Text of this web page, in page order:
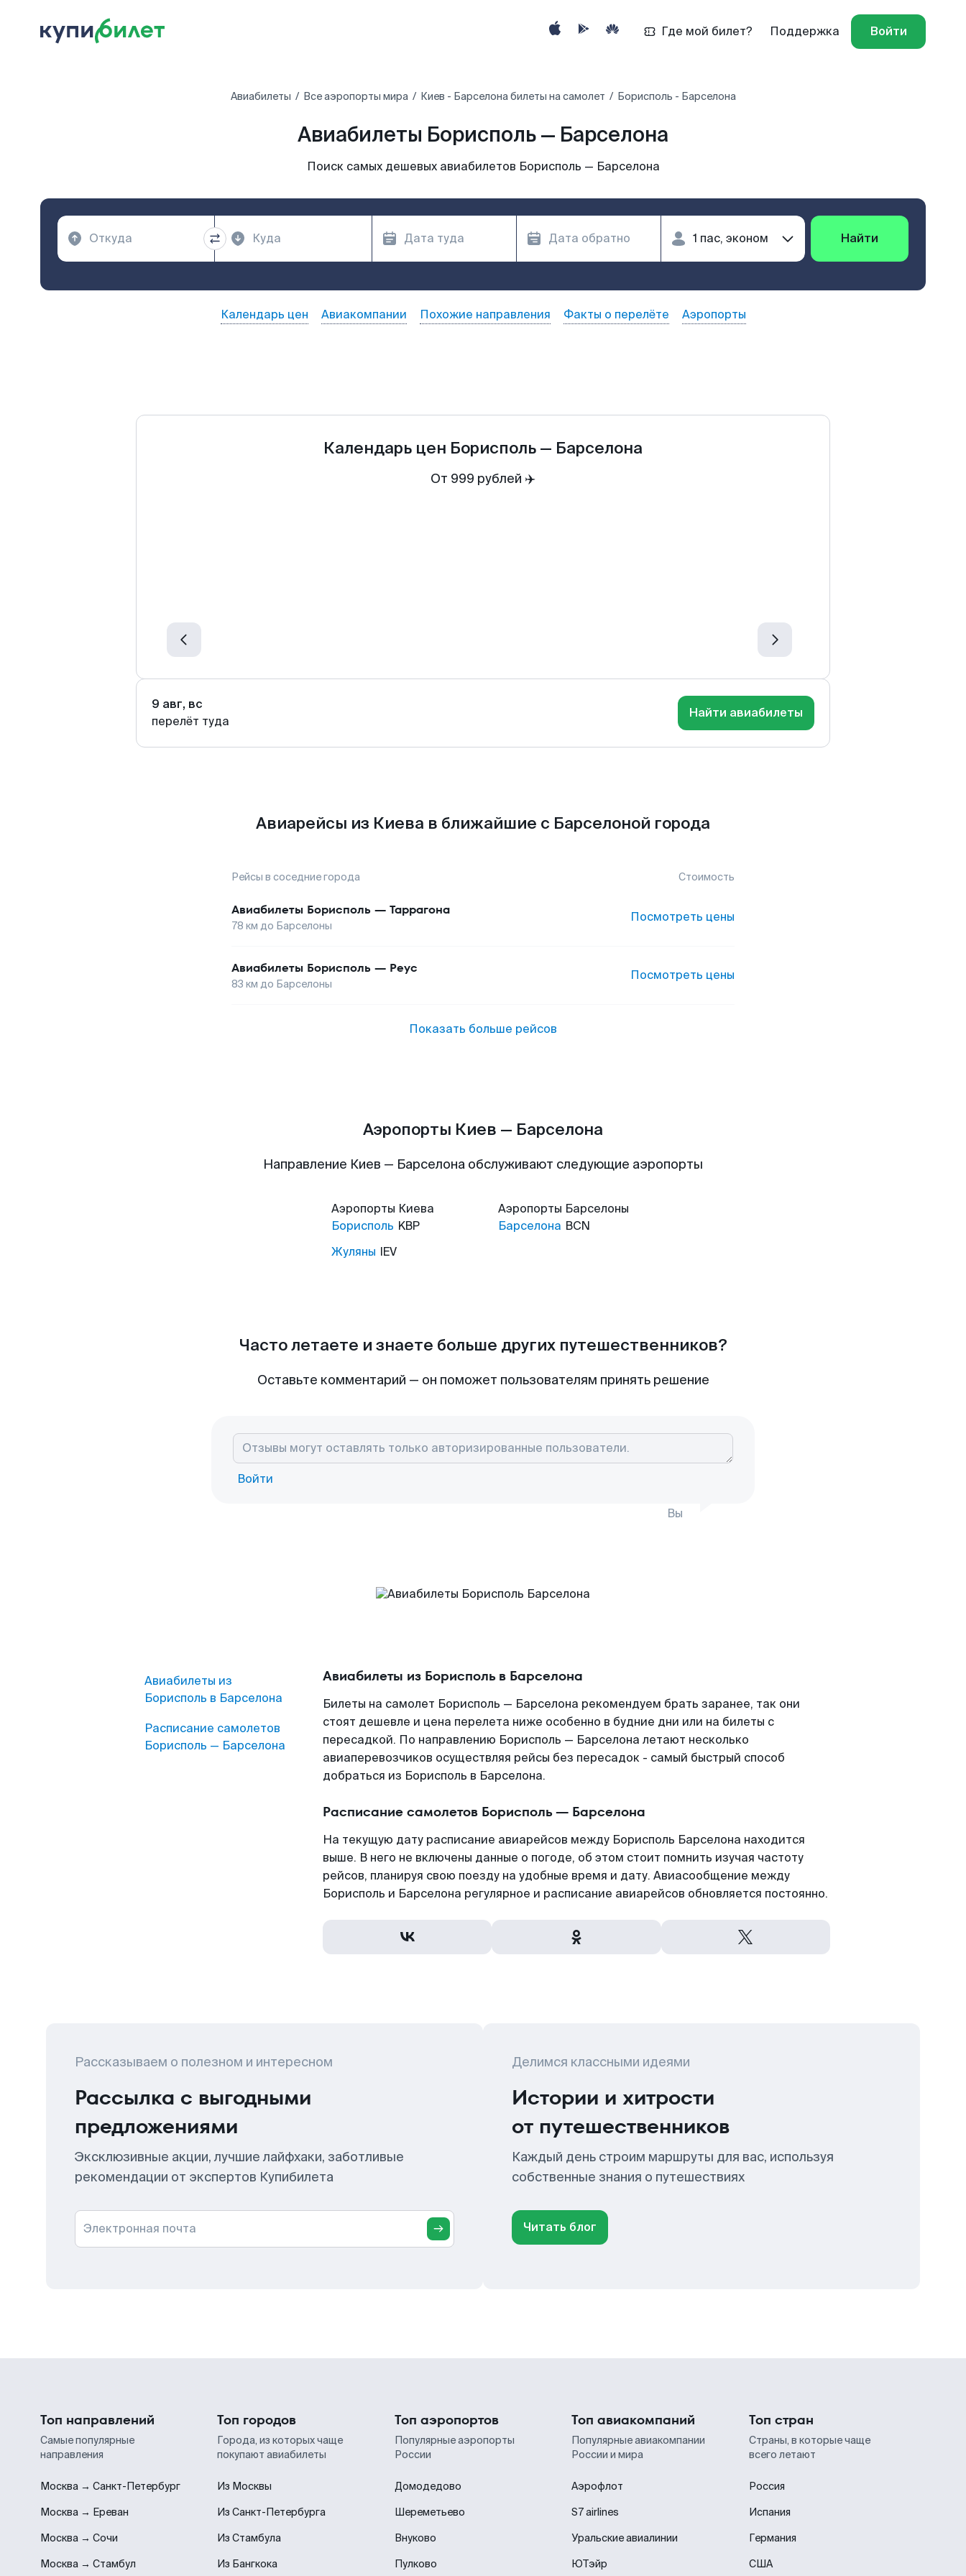
Где мой билет? Поддержка Войти
Авиабилеты Все аэропорты мира Киев - Барселона билеты на самолет Борисполь - Барселона
Авиабилеты Борисполь — Барселона
Поиск самых дешевых авиабилетов Борисполь — Барселона
Найти
Календарь цен Авиакомпании Похожие направления Факты о перелёте Аэропорты
Календарь цен Борисполь — Барселона
От 999 рублей ✈️
9 авг, вс
перелёт туда
Найти авиабилеты
Авиарейсы из Киева в ближайшие с Барселоной города
Рейсы в соседние города Стоимость
Авиабилеты Борисполь — Таррагона
78 км до Барселоны
Посмотреть цены
Авиабилеты Борисполь — Реус
83 км до Барселоны
Посмотреть цены
Показать больше рейсов
Аэропорты Киев — Барселона
Направление Киев — Барселона обслуживают следующие аэропорты
Аэропорты Киева
Борисполь KBP
Жуляны IEV
Аэропорты Барселоны
Барселона BCN
Часто летаете и знаете больше других путешественников?
Оставьте комментарий — он поможет пользователям принять решение
Войти
Вы
Авиабилеты из
Борисполь в Барселона
Расписание самолетов
Борисполь — Барселона
Авиабилеты из Борисполь в Барселона
Билеты на самолет Борисполь — Барселона рекомендуем брать заранее, так они
стоят дешевле и цена перелета ниже особенно в будние дни или на билеты с
пересадкой. По направлению Борисполь — Барселона летают несколько
авиаперевозчиков осуществляя рейсы без пересадок - самый быстрый способ
добраться из Борисполь в Барселона.
Расписание самолетов Борисполь — Барселона
На текущую дату расписание авиарейсов между Борисполь Барселона находится
выше. В него не включены данные о погоде, об этом стоит помнить изучая частоту
рейсов, планируя свою поезду на удобные время и дату. Авиасообщение между
Борисполь и Барселона регулярное и расписание авиарейсов обновляется постоянно.
Рассказываем о полезном и интересном
Рассылка с выгодными
предложениями
Эксклюзивные акции, лучшие лайфхаки, заботливые
рекомендации от экспертов Купибилета
Электронная почта
Делимся классными идеями
Истории и хитрости
от путешественников
Каждый день строим маршруты для вас, используя
собственные знания о путешествиях
Читать блог
Топ направлений
Самые популярные
направления
Москва → Санкт-Петербург
Москва → Ереван
Москва → Сочи
Москва → Стамбул
Топ городов
Города, из которых чаще
покупают авиабилеты
Из Москвы
Из Санкт-Петербурга
Из Стамбула
Из Бангкока
Топ аэропортов
Популярные аэропорты
России
Домодедово
Шереметьево
Внуково
Пулково
Топ авиакомпаний
Популярные авиакомпании
России и мира
Аэрофлот
S7 airlines
Уральские авиалинии
ЮТэйр
Топ стран
Страны, в которые чаще
всего летают
Россия
Испания
Германия
США